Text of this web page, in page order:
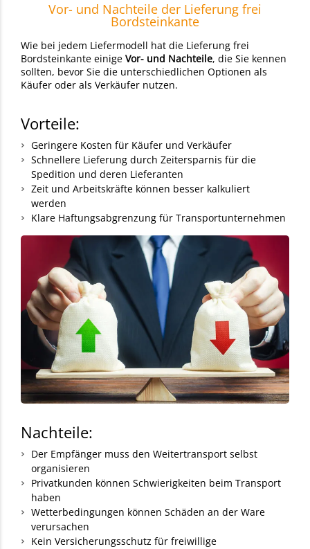
Vor- und Nachteile der Lieferung frei
Bordsteinkante
Wie bei jedem Liefermodell hat die Lieferung frei
Bordsteinkante einige Vor- und Nachteile, die Sie kennen
sollten, bevor Sie die unterschiedlichen Optionen als
Käufer oder als Verkäufer nutzen.
Vorteile:
Geringere Kosten für Käufer und Verkäufer
Schnellere Lieferung durch Zeitersparnis für die
Spedition und deren Lieferanten
Zeit und Arbeitskräfte können besser kalkuliert
werden
Klare Haftungsabgrenzung für Transportunternehmen
Nachteile:
Der Empfänger muss den Weitertransport selbst
organisieren
Privatkunden können Schwierigkeiten beim Transport
haben
Wetterbedingungen können Schäden an der Ware
verursachen
Kein Versicherungsschutz für freiwillige